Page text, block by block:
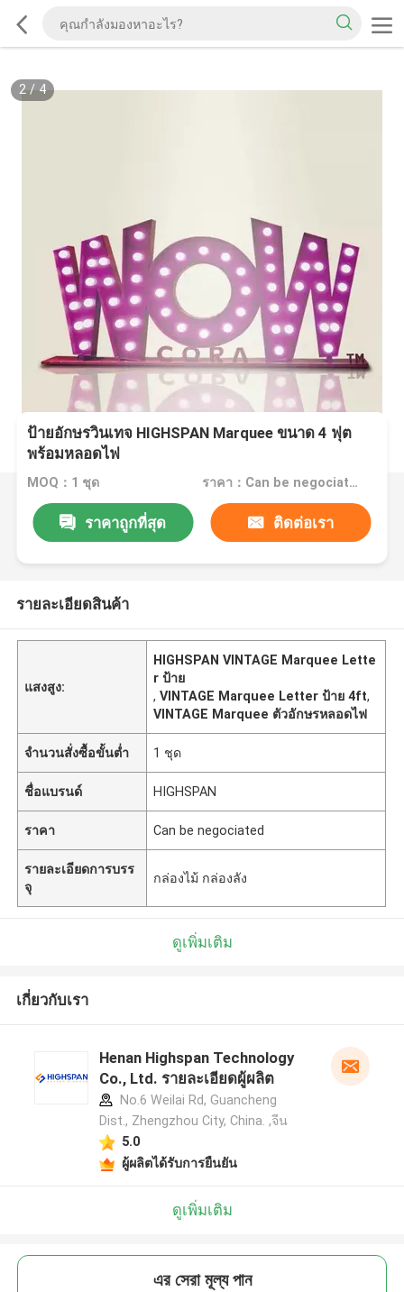
2/ 4
ป้ายอักษรวินเทจ HIGHSPAN Marquee ขนาด 4 ฟุต
พร้อมหลอดไฟ
MOQ：1 ชุด ราคา：Can be negociated
ราคาถูกที่สุด ติดต่อเรา
รายละเอียดสินค้า
แสงสูง:
HIGHSPAN VINTAGE Marquee Lette
r ป้าย
,VINTAGE Marquee Letter ป้าย 4ft,
VINTAGE Marquee ตัวอักษรหลอดไฟ
จำนวนสั่งซื้อขั้นต่ำ 1 ชุด
ชื่อแบรนด์ HIGHSPAN
ราคา Can be negociated
รายละเอียดการบรร
จุ
กล่องไม้ กล่องลัง
ดูเพิ่มเติม
เกี่ยวกับเรา
Henan Highspan Technology
Co., Ltd. รายละเอียดผู้ผลิต
No.6 Weilai Rd, Guancheng
Dist., Zhengzhou City, China. ,จีน
5.0
ผู้ผลิตได้รับการยืนยัน
ดูเพิ่มเติม
এর সেরা মূল্য পান